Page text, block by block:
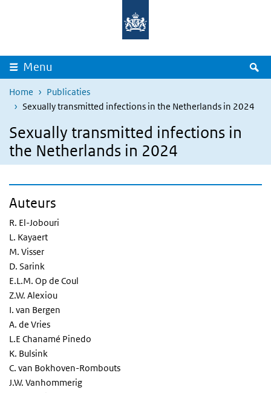
Overslaan en naar de inhoud gaan
Menu
Home
Publicaties
Sexually transmitted infections in the Netherlands in 2024
Sexually transmitted infections in
the Netherlands in 2024
Auteurs
R. El-Jobouri
L. Kayaert
M. Visser
D. Sarink
E.L.M. Op de Coul
Z.W. Alexiou
I. van Bergen
A. de Vries
L.E Chanamé Pinedo
K. Bulsink
C. van Bokhoven-Rombouts
J.W. Vanhommerig